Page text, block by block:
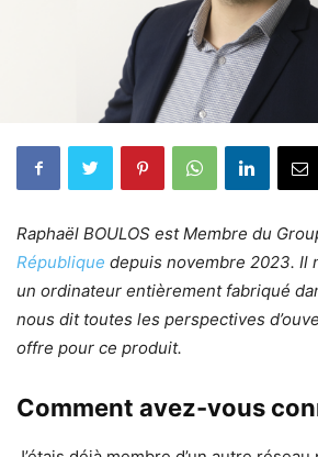
Raphaël BOULOS est Membre du
République depuis novembre 2023. Il
un ordinateur entièrement fabriqué
nous dit toutes les perspectives
offre pour ce produit.
Comment avez-vous